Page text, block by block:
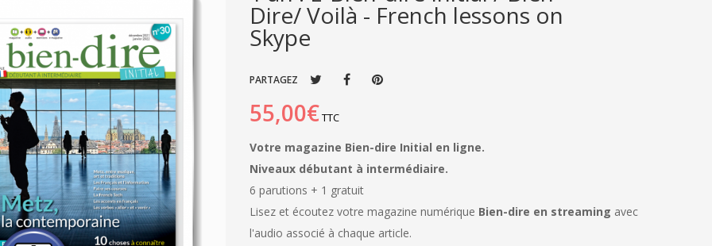
Dire/ Voilà - French lessons on
Skype
PARTAGEZ
55,00€TTC
Votre magazine Bien-dire Initial en ligne.
Niveaux débutant à intermédiaire.
6 parutions + 1 gratuit
Lisez et écoutez votre magazine numérique Bien-dire en streaming avec
l'audio associé à chaque article.